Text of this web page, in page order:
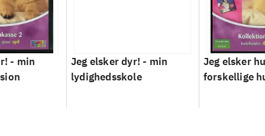
- min
Jeg elsker dyr! - min
lydighedsskole
Jeg elsker
forskellige